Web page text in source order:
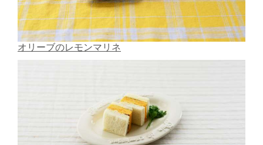
オリーブのレモンマリネ